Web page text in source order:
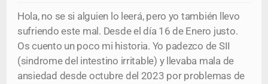
Hola, no se si alguien lo leerá, pero yo también llevo
sufriendo este mal. Desde el día 16 de Enero justo.
Os cuento un poco mi historia. Yo padezco de SII
(sindrome del intestino irritable) y llevaba mala de
ansiedad desde octubre del 2023 por problemas de